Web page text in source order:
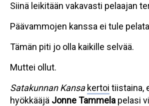
Siinä leikitään vakavasti pelaajan
Päävammojen kanssa ei tule
Tämän piti jo olla kaikille selvää.
Muttei ollut.
Satakunnan Kansa kertoi tiistaina,
hyökkääjä Jonne Tammela pelasi